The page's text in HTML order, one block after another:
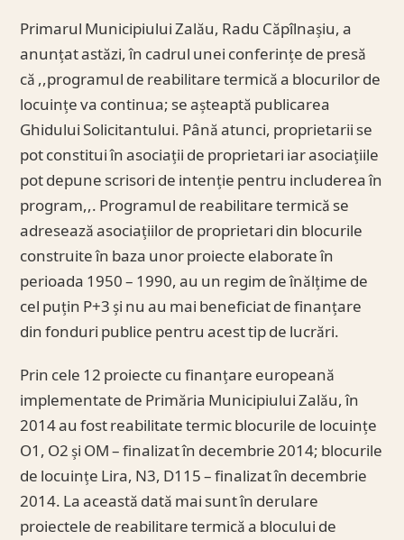
Primarul Municipiului Zalău, Radu Căpîlnașiu, a
anunțat astăzi, în cadrul unei conferințe de presă
că ,,programul de reabilitare termică a blocurilor de
locuințe va continua; se așteaptă publicarea
Ghidului Solicitantului. Până atunci, proprietarii se
pot constitui în asociații de proprietari iar asociațiile
pot depune scrisori de intenție pentru includerea în
program,,. Programul de reabilitare termică se
adresează asociațiilor de proprietari din blocurile
construite în baza unor proiecte elaborate în
perioada 1950 – 1990, au un regim de înălțime de
cel puțin P+3 și nu au mai beneficiat de finanțare
din fonduri publice pentru acest tip de lucrări.
Prin cele 12 proiecte cu finanțare europeană
implementate de Primăria Municipiului Zalău, în
2014 au fost reabilitate termic blocurile de locuințe
O1, O2 și OM – finalizat în decembrie 2014; blocurile
de locuințe Lira, N3, D115 – finalizat în decembrie
2014. La această dată mai sunt în derulare
proiectele de reabilitare termică a blocului de